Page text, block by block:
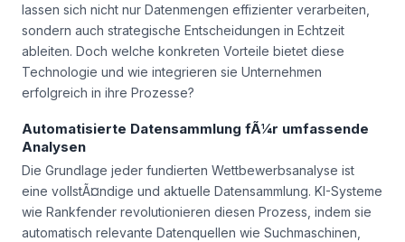
lassen sich nicht nur Datenmengen effizienter verarbeiten,
sondern auch strategische Entscheidungen in Echtzeit
ableiten. Doch welche konkreten Vorteile bietet diese
Technologie und wie integrieren sie Unternehmen
erfolgreich in ihre Prozesse?
Automatisierte Datensammlung fÃ¼r umfassende
Analysen
Die Grundlage jeder fundierten Wettbewerbsanalyse ist
eine vollstÃ¤ndige und aktuelle Datensammlung. KI-Systeme
wie Rankfender revolutionieren diesen Prozess, indem sie
automatisch relevante Datenquellen wie Suchmaschinen,